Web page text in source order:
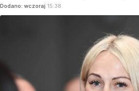
Dodano: wczoraj 15:38